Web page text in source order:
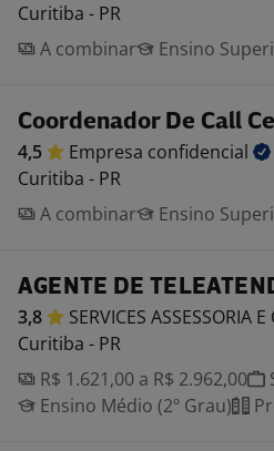
Curitiba - PR
A combinar
Ensino
Coordenador De Call
4,5 Empresa confidencial
Curitiba - PR
A combinar
Ensino
AGENTE DE
3,8 SERVICES ASSESSORIA
Curitiba - PR
R$ 1.621,00 a R$ 2.962,00
Ensino Médio (2º Grau)